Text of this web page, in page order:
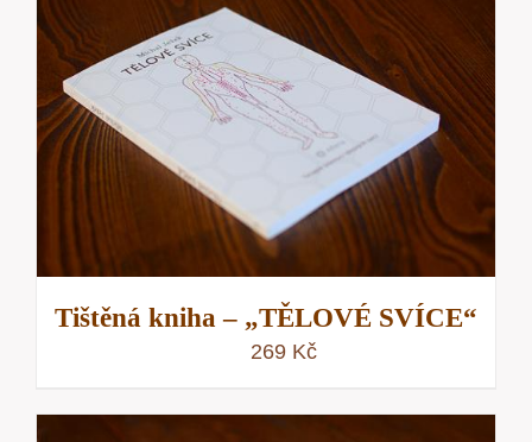
Tištěná kniha – „TĚLOVÉ SVÍCE“
269 Kč